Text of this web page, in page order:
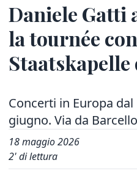
Daniele Gatti
la tournée
Concerti in Europa
giugno. Via da
18 maggio 2026
2' di lettura